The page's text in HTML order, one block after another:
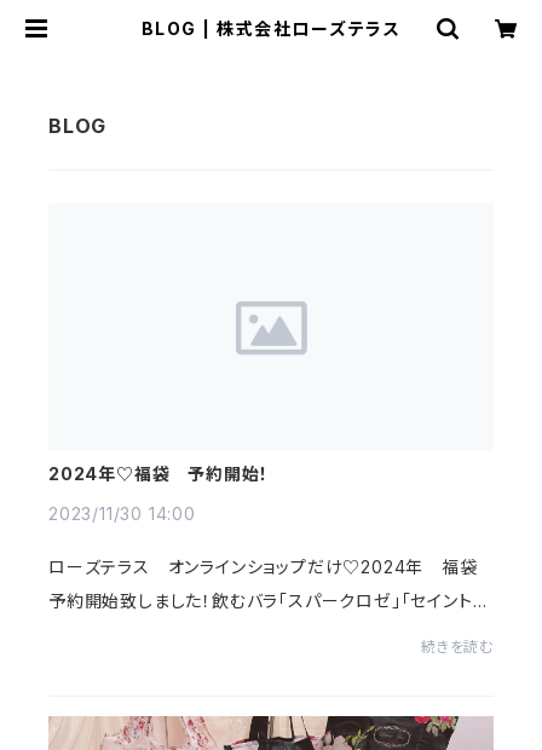
BLOG | 株式会社ローズテラス
2024年♡福袋 予約開始！
2023/11/30 14:00
ローズテラス オンラインショップだけ♡2024年 福袋
予約開始致しました！飲むバラ「スパークロゼ」「セイントロ
続きを読む